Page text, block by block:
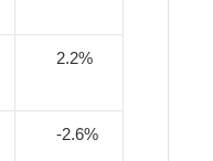
2.2%
-2.6%